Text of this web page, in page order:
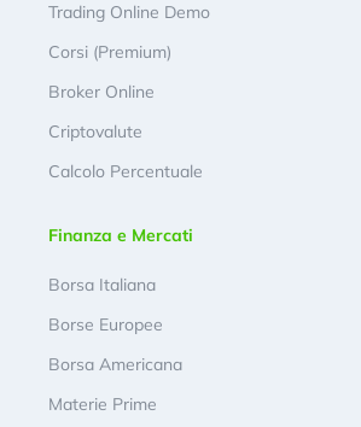
Trading Online Demo
Corsi (Premium)
Broker Online
Criptovalute
Calcolo Percentuale
Finanza e Mercati
Borsa Italiana
Borse Europee
Borsa Americana
Materie Prime